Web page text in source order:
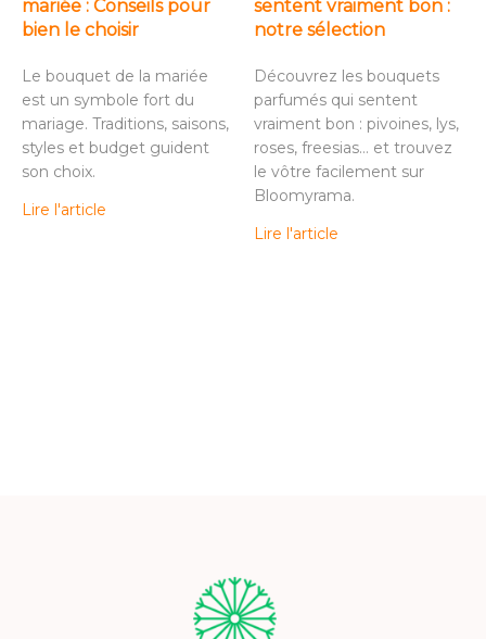
mariée : Conseils pour
bien le choisir
Le bouquet de la mariée
est un symbole fort du
mariage. Traditions, saisons,
styles et budget guident
son choix.
Lire l'article
sentent vraiment bon :
notre sélection
Découvrez les bouquets
parfumés qui sentent
vraiment bon : pivoines, lys,
roses, freesias… et trouvez
le vôtre facilement sur
Bloomyrama.
Lire l'article